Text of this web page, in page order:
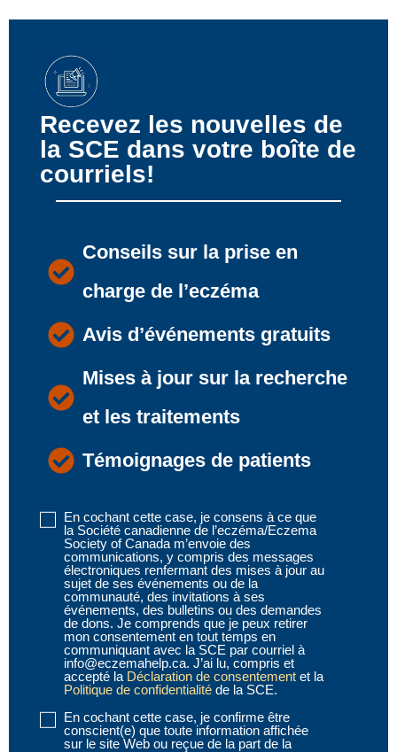
Recevez les nouvelles de
la SCE dans votre boîte de
courriels!
Conseils sur la prise en
charge de l’eczéma
Avis d’événements gratuits
Mises à jour sur la recherche
et les traitements
Témoignages de patients
Disclaimer
(obligatoire)
En cochant cette case, je consens à ce que
la Société canadienne de l’eczéma/Eczema
Society of Canada m’envoie des
communications, y compris des messages
électroniques renfermant des mises à jour au
sujet de ses événements ou de la
communauté, des invitations à ses
événements, des bulletins ou des demandes
de dons. Je comprends que je peux retirer
mon consentement en tout temps en
communiquant avec la SCE par courriel à
info@eczemahelp.ca. J’ai lu, compris et
accepté la Déclaration de consentement et la
Politique de confidentialité de la SCE.
Disclaimer
En cochant cette case, je confirme être
conscient(e) que toute information affichée
sur le site Web ou reçue de la part de la